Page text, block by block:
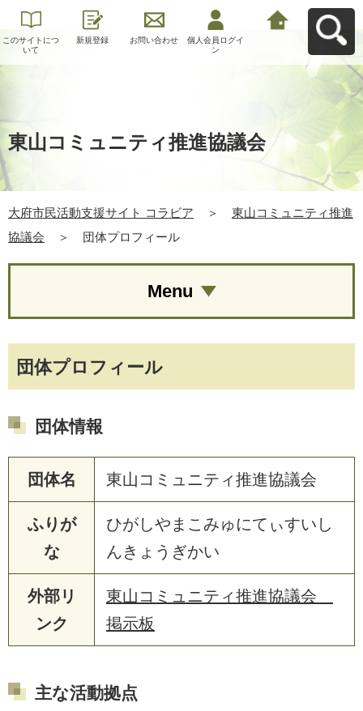
このサイトにつ
いて
新規登録 お問い合わせ
個人会員ログイ
ン
東山コミュニティ推進協議会
大府市民活動支援サイト コラビア ＞
東山コミュニティ推進
協議会
＞ 団体プロフィール
団体プロフィール
団体情報
団体名 東山コミュニティ推進協議会
ふりが
な
ひがしやまこみゅにてぃすいし
んきょうぎかい
外部リ
ンク
東山コミュニティ推進協議会
掲示板
主な活動拠点
Menu